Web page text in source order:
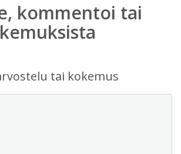
kommentoi tai
tai kokemus